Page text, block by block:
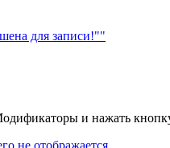
для записи!""
и нажать
не отображается